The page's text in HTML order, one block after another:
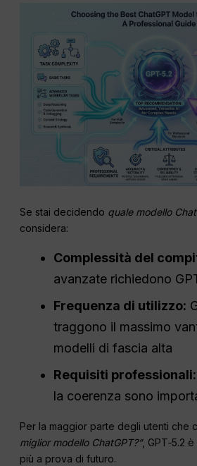
Se stai decidendo quale modello
considera:
Complessità del
avanzate richiedono
Frequenza di utilizzo:
traggono il massimo
modelli di fascia alta
Requisiti professionali:
la coerenza sono
Per la maggior parte degli utenti che
miglior modello ChatGPT?”, GPT‑5.2
più a prova di futuro.